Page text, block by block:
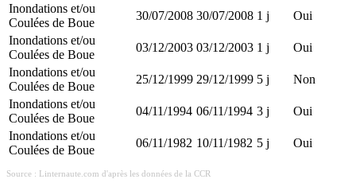
Inondations et/ou
Coulées de Boue
30/07/2008 30/07/2008 1 j
Oui
Inondations et/ou
Coulées de Boue
03/12/2003 03/12/2003 1 j
Oui
Inondations et/ou
Coulées de Boue
25/12/1999 29/12/1999 5 j
Non
Inondations et/ou
Coulées de Boue
04/11/1994 06/11/1994 3 j
Oui
Inondations et/ou
Coulées de Boue
06/11/1982 10/11/1982 5 j Oui
Source : Linternaute.com d'après les données de la CCR